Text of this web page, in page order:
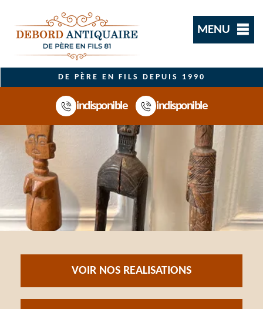
MENU
DE PÈRE EN FILS DEPUIS 1990
indisponible indisponible
VOIR NOS REALISATIONS